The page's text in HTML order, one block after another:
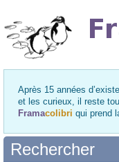
Après 15 années
et les curieux, il reste
Framacolibri qui prend
Rechercher